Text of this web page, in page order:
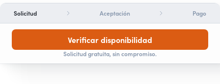
Solicitud Aceptación Pago
Verificar disponibilidad
Solicitud gratuita, sin compromiso.